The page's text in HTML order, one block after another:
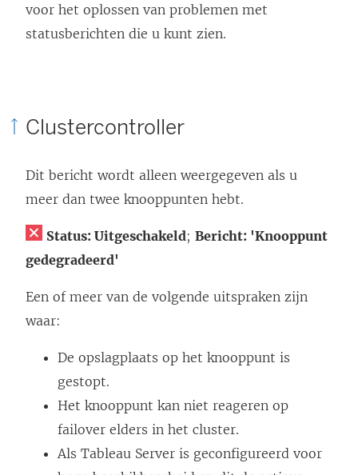
voor het oplossen van problemen met
statusberichten die u kunt zien.
Clustercontroller
Dit bericht wordt alleen weergegeven als u
meer dan twee knooppunten hebt.
Status: Uitgeschakeld; Bericht: 'Knooppunt
gedegradeerd'
Een of meer van de volgende uitspraken zijn
waar:
De opslagplaats op het knooppunt is
gestopt.
Het knooppunt kan niet reageren op
failover elders in het cluster.
Als Tableau Server is geconfigureerd voor